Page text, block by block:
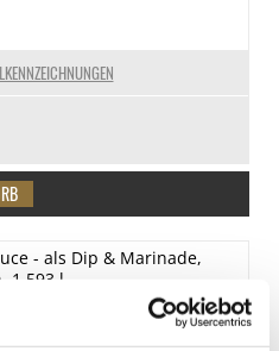
- als Dip & Marinade,
1,593 l